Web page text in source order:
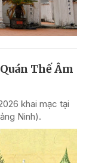
Thế Âm
khai mạc tại
Ninh).